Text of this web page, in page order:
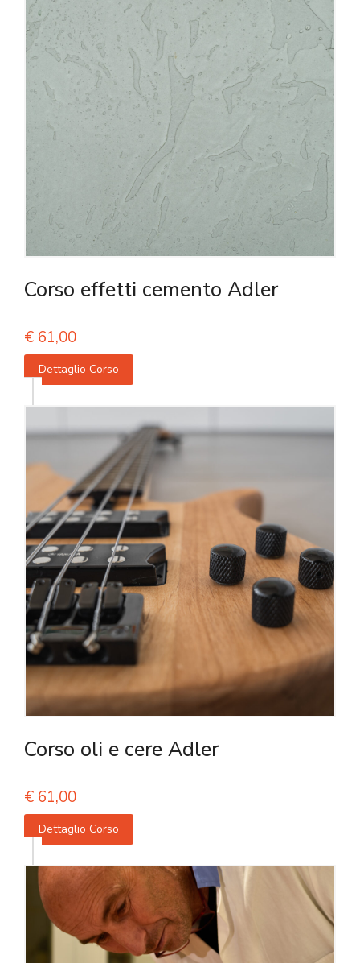
Corso effetti cemento Adler
€ 61,00
Dettaglio Corso
Corso oli e cere Adler
€ 61,00
Dettaglio Corso